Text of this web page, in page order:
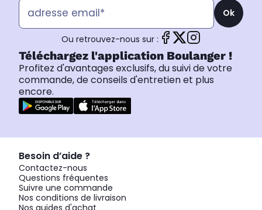
Ok
Ou retrouvez-nous sur :
Téléchargez l'application Boulanger !
Profitez d'avantages exclusifs, du suivi de votre
commande, de conseils d'entretien et plus
encore.
Besoin d’aide ?
Contactez-nous
Questions fréquentes
Suivre une commande
Nos conditions de livraison